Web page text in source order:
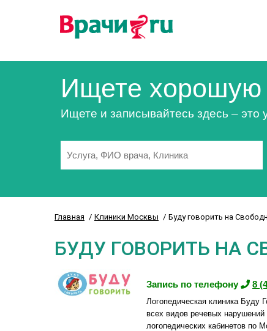
Ищете хорошую
Ищете и записывайтесь здесь –
Главная Клиники Москвы Буду говорить на
БУДУ ГОВОРИТЬ НА
Запись по телефону 8
Логопедическая клиника Буду
всех видов речевых
логопедических кабинетов по